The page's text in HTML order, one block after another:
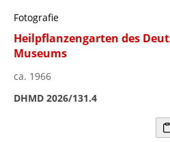
Fotografie
Heilpflanzengarten des
Museums
ca. 1966
DHMD 2026/131.4